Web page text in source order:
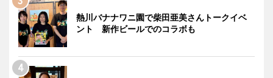
熱川バナナワニ園で柴田亜美さんトークイベ
ント 新作ビールでのコラボも